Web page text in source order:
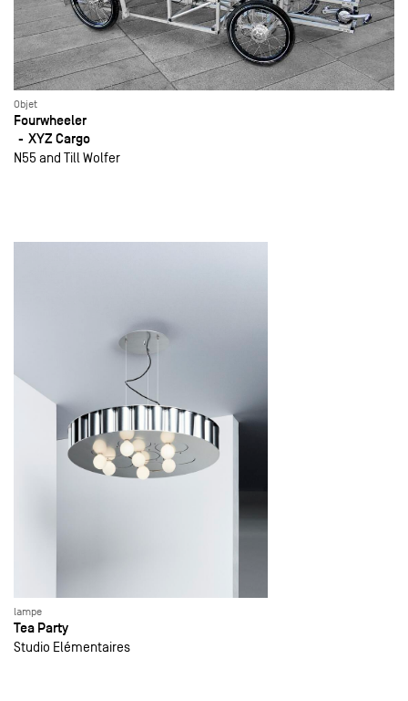
Objet
Fourwheeler
XYZ Cargo
N55 and Till Wolfer
lampe
Tea Party
Studio Elémentaires